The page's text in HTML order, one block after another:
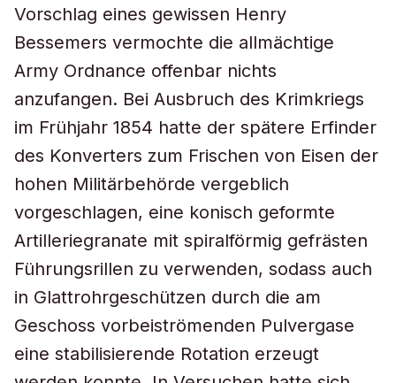
Vorschlag eines gewissen Henry
Bessemers vermochte die allmächtige
Army Ordnance offenbar nichts
anzufangen. Bei Ausbruch des Krimkriegs
im Frühjahr 1854 hatte der spätere Erfinder
des Konverters zum Frischen von Eisen der
hohen Militärbehörde vergeblich
vorgeschlagen, eine konisch geformte
Artilleriegranate mit spiralförmig gefrästen
Führungsrillen zu verwenden, sodass auch
in Glattrohrgeschützen durch die am
Geschoss vorbeiströmenden Pulvergase
eine stabilisierende Rotation erzeugt